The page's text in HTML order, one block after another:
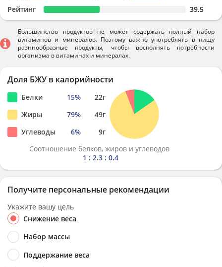
Рейтинг 39.5
Большинство продуктов не может содержать полный набор
витаминов и минералов. Поэтому важно употреблять в пищу
разннообразные продукты, чтобы восполнять потребности
организма в витаминах и минералах.
Доля БЖУ в калорийности
Белки 15% 22г
Жиры
79% 49г
Углеводы
6% 9г
Соотношение белков, жиров и углеводов
1 : 2.3 : 0.4
Получите персональные рекомендации
Укажите вашу цель
Снижение веса
Набор массы
Поддержание веса